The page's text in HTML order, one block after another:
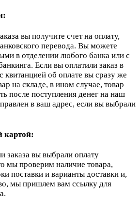
вы получите счет на оплату,
перевода. Вы можете
в отделении любого банка или с
Если вы оплатили заказ в
квитанцией об оплате вы сразу же
на складе, в ином случае, товар
после поступления денег на наш
в ваш адрес, если вы выбрали
картой:
заказа вы выбрали оплату
мы проверим наличие товара,
поставки и варианты доставки и,
мы пришлем вам ссылку для